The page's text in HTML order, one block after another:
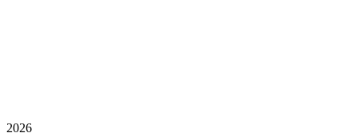
2026